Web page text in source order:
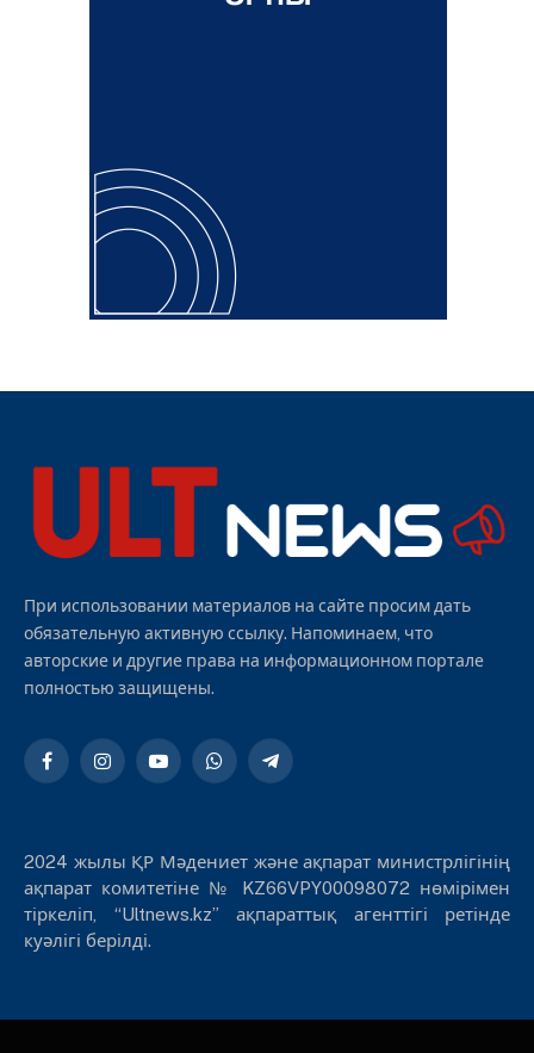
При использовании материалов на сайте просим дать
обязательную активную ссылку. Напоминаем, что
авторские и другие права на информационном портале
полностью защищены.
FacebookInstagramYouTubeWhatsAppTelegram
2024 жылы ҚР Мәдениет және ақпарат министрлігінің
ақпарат комитетіне № KZ66VPY00098072 нөмірімен
тіркеліп, “Ultnews.kz” ақпараттық агенттігі ретінде
куәлігі берілді.